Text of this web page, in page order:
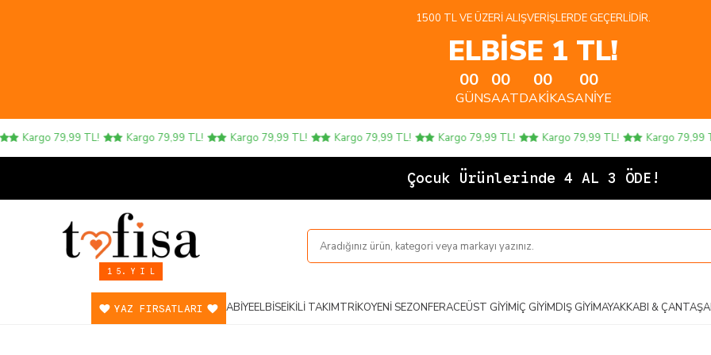
1500 TL VE ÜZERI ALIŞVERIŞLERDE GEÇERLIDIR.
ELBİSE 1 TL!
00
GÜN
00
SAAT
00
DAKIKA
00
SANIYE
Kargo 79,99 TL! Kargo 79,99 TL! Kargo 79,99 TL! Kargo 79,99 TL! Kargo 79,99 TL! Kargo 79,99 TL! Kargo 79,99 TL!
Çocu
1 5. Y I L
YAZ FIRSATLARI ABIYEELBISEİKILI TAKIMTRIKOYENI SEZONFERACEÜST GIYIMİÇ GIYIMDIŞ GIYIMAYAKKABI & ÇANTA